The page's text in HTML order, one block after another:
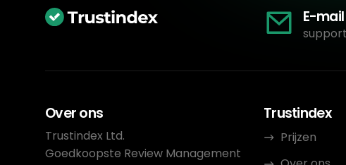
E-mail
Over ons
Trustindex Ltd.
Goedkoopste Review Management
Trustindex
Prijzen